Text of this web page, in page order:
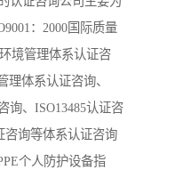
：2000国际质量
境管理体系认证咨
理体系认证咨询、
询、ISO13485认证咨
咨询等体系认证咨询
个人防护设备指